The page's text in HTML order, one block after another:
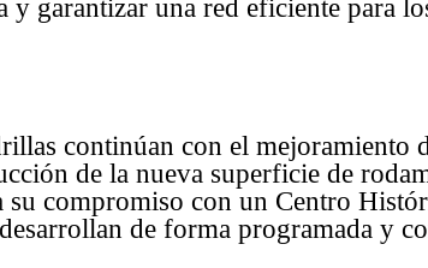
garantizar una red eficiente para
continúan con el mejoramiento
de la nueva superficie de
su compromiso con un Centro
de forma programada y